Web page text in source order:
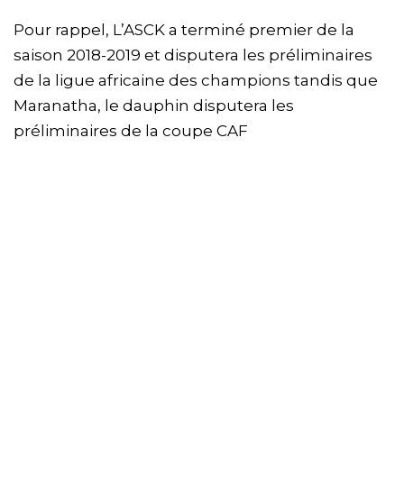
Pour rappel, L’ASCK a terminé premier de la
saison 2018-2019 et disputera les préliminaires
de la ligue africaine des champions tandis que
Maranatha, le dauphin disputera les
préliminaires de la coupe CAF